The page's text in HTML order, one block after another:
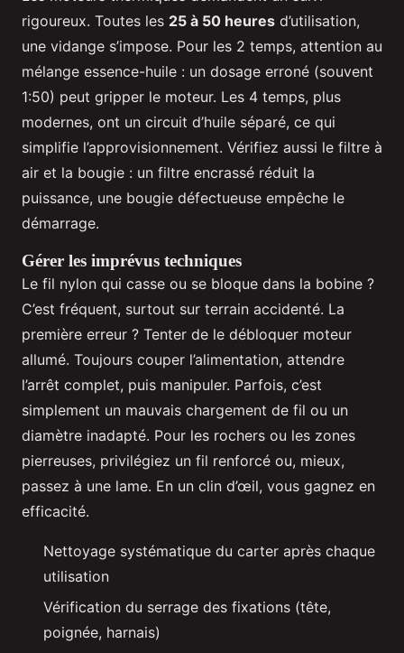
rigoureux. Toutes les 25 à 50 heures d’utilisation,
une vidange s’impose. Pour les 2 temps, attention au
mélange essence-huile : un dosage erroné (souvent
1:50) peut gripper le moteur. Les 4 temps, plus
modernes, ont un circuit d’huile séparé, ce qui
simplifie l’approvisionnement. Vérifiez aussi le filtre à
air et la bougie : un filtre encrassé réduit la
puissance, une bougie défectueuse empêche le
démarrage.
Gérer les imprévus techniques
Le fil nylon qui casse ou se bloque dans la bobine ?
C’est fréquent, surtout sur terrain accidenté. La
première erreur ? Tenter de le débloquer moteur
allumé. Toujours couper l’alimentation, attendre
l’arrêt complet, puis manipuler. Parfois, c’est
simplement un mauvais chargement de fil ou un
diamètre inadapté. Pour les rochers ou les zones
pierreuses, privilégiez un fil renforcé ou, mieux,
passez à une lame. En un clin d’œil, vous gagnez en
efficacité.
Nettoyage systématique du carter après chaque
utilisation
Vérification du serrage des fixations (tête,
poignée, harnais)